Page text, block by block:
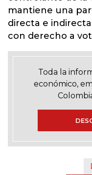
mantiene una
directa e
con derecho a
Toda la
económico,